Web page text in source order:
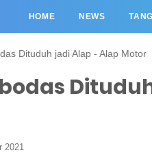
HOME NEWS
Dituduh jadi Alap - Alap Motor
2021